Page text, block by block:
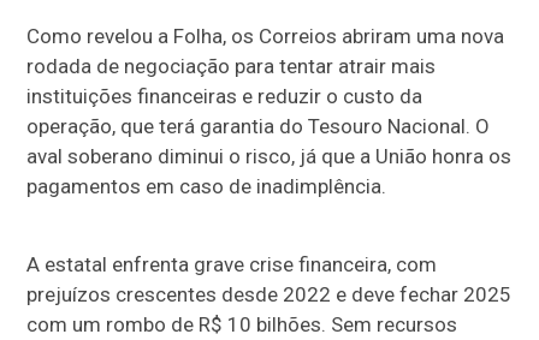
Como revelou a Folha, os Correios abriram uma nova
rodada de negociação para tentar atrair mais
instituições financeiras e reduzir o custo da
operação, que terá garantia do Tesouro Nacional. O
aval soberano diminui o risco, já que a União honra os
pagamentos em caso de inadimplência.
A estatal enfrenta grave crise financeira, com
prejuízos crescentes desde 2022 e deve fechar 2025
com um rombo de R$ 10 bilhões. Sem recursos